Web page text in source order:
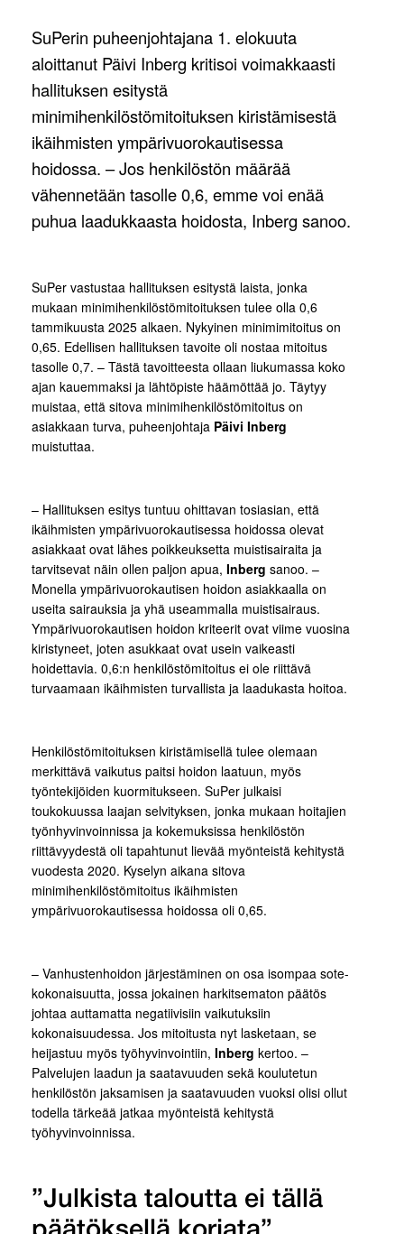
SuPerin puheenjohtajana 1. elokuuta
aloittanut Päivi Inberg kritisoi voimakkaasti
hallituksen esitystä
minimihenkilöstömitoituksen kiristämisestä
ikäihmisten ympärivuorokautisessa
hoidossa. – Jos henkilöstön määrää
vähennetään tasolle 0,6, emme voi enää
puhua laadukkaasta hoidosta, Inberg sanoo.
SuPer vastustaa hallituksen esitystä laista, jonka
mukaan minimihenkilöstömitoituksen tulee olla 0,6
tammikuusta 2025 alkaen. Nykyinen minimimitoitus on
0,65. Edellisen hallituksen tavoite oli nostaa mitoitus
tasolle 0,7. – Tästä tavoitteesta ollaan liukumassa koko
ajan kauemmaksi ja lähtöpiste häämöttää jo. Täytyy
muistaa, että sitova minimihenkilöstömitoitus on
asiakkaan turva, puheenjohtaja Päivi Inberg
muistuttaa.
– Hallituksen esitys tuntuu ohittavan tosiasian, että
ikäihmisten ympärivuorokautisessa hoidossa olevat
asiakkaat ovat lähes poikkeuksetta muistisairaita ja
tarvitsevat näin ollen paljon apua, Inberg sanoo. –
Monella ympärivuorokautisen hoidon asiakkaalla on
useita sairauksia ja yhä useammalla muistisairaus.
Ympärivuorokautisen hoidon kriteerit ovat viime vuosina
kiristyneet, joten asukkaat ovat usein vaikeasti
hoidettavia. 0,6:n henkilöstömitoitus ei ole riittävä
turvaamaan ikäihmisten turvallista ja laadukasta hoitoa.
Henkilöstömitoituksen kiristämisellä tulee olemaan
merkittävä vaikutus paitsi hoidon laatuun, myös
työntekijöiden kuormitukseen. SuPer julkaisi
toukokuussa laajan selvityksen, jonka mukaan hoitajien
työnhyvinvoinnissa ja kokemuksissa henkilöstön
riittävyydestä oli tapahtunut lievää myönteistä kehitystä
vuodesta 2020. Kyselyn aikana sitova
minimihenkilöstömitoitus ikäihmisten
ympärivuorokautisessa hoidossa oli 0,65.
– Vanhustenhoidon järjestäminen on osa isompaa sote-
kokonaisuutta, jossa jokainen harkitsematon päätös
johtaa auttamatta negatiivisiin vaikutuksiin
kokonaisuudessa. Jos mitoitusta nyt lasketaan, se
heijastuu myös työhyvinvointiin, Inberg kertoo. –
Palvelujen laadun ja saatavuuden sekä koulutetun
henkilöstön jaksamisen ja saatavuuden vuoksi olisi ollut
todella tärkeää jatkaa myönteistä kehitystä
työhyvinvoinnissa.
”Julkista taloutta ei tällä